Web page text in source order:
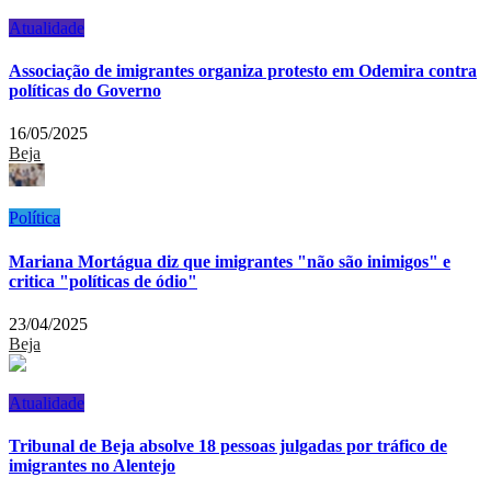
Atualidade
Associação de imigrantes organiza protesto em Odemira contra
políticas do Governo
16/05/2025
Beja
Política
Mariana Mortágua diz que imigrantes "não são inimigos" e
critica "políticas de ódio"
23/04/2025
Beja
Atualidade
Tribunal de Beja absolve 18 pessoas julgadas por tráfico de
imigrantes no Alentejo